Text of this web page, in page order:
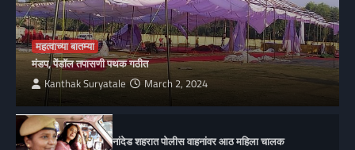
महत्वाच्या बातम्या
मंडप, पेंडॉल तपासणी पथक गठीत
Kanthak Suryatale March 2, 2024
नांदेड शहरात पोलीस वाहनांवर आठ महिला चालक